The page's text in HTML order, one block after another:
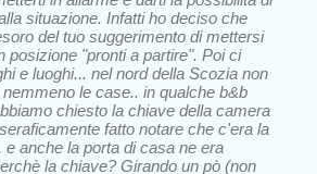
situazione. Infatti ho deciso che
del tuo suggerimento di mettersi
posizione "pronti a partire". Poi ci
e luoghi... nel nord della Scozia non
le case.. in qualche b&b
chiesto la chiave della camera
fatto notare che c'era la
e anche la porta di casa ne era
la chiave? Girando un pò (non